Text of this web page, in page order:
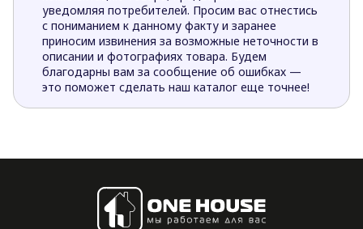
уведомляя потребителей. Просим вас отнестись
с пониманием к данному факту и заранее
приносим извинения за возможные неточности в
описании и фотографиях товара. Будем
благодарны вам за сообщение об ошибках —
это поможет сделать наш каталог еще точнее!